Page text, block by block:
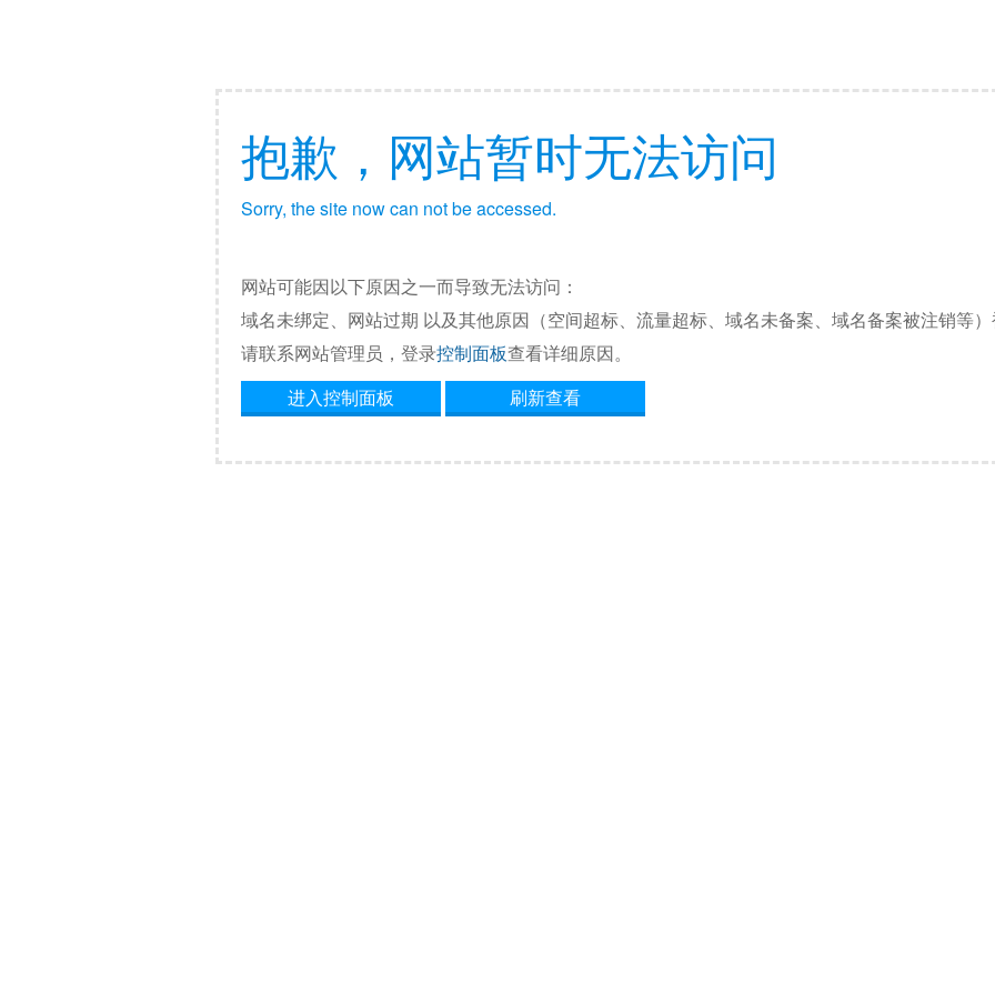
抱歉，网站暂时无法访问
Sorry, the site now can not be accessed.
网站可能因以下原因之一而导致无法访问：
域名未绑定、网站过期 以及其他原因（空间超标、流量超标、域名未备案、域名备案被注销等）
请联系网站管理员，登录控制面板查看详细原因。
进入控制面板
刷新查看